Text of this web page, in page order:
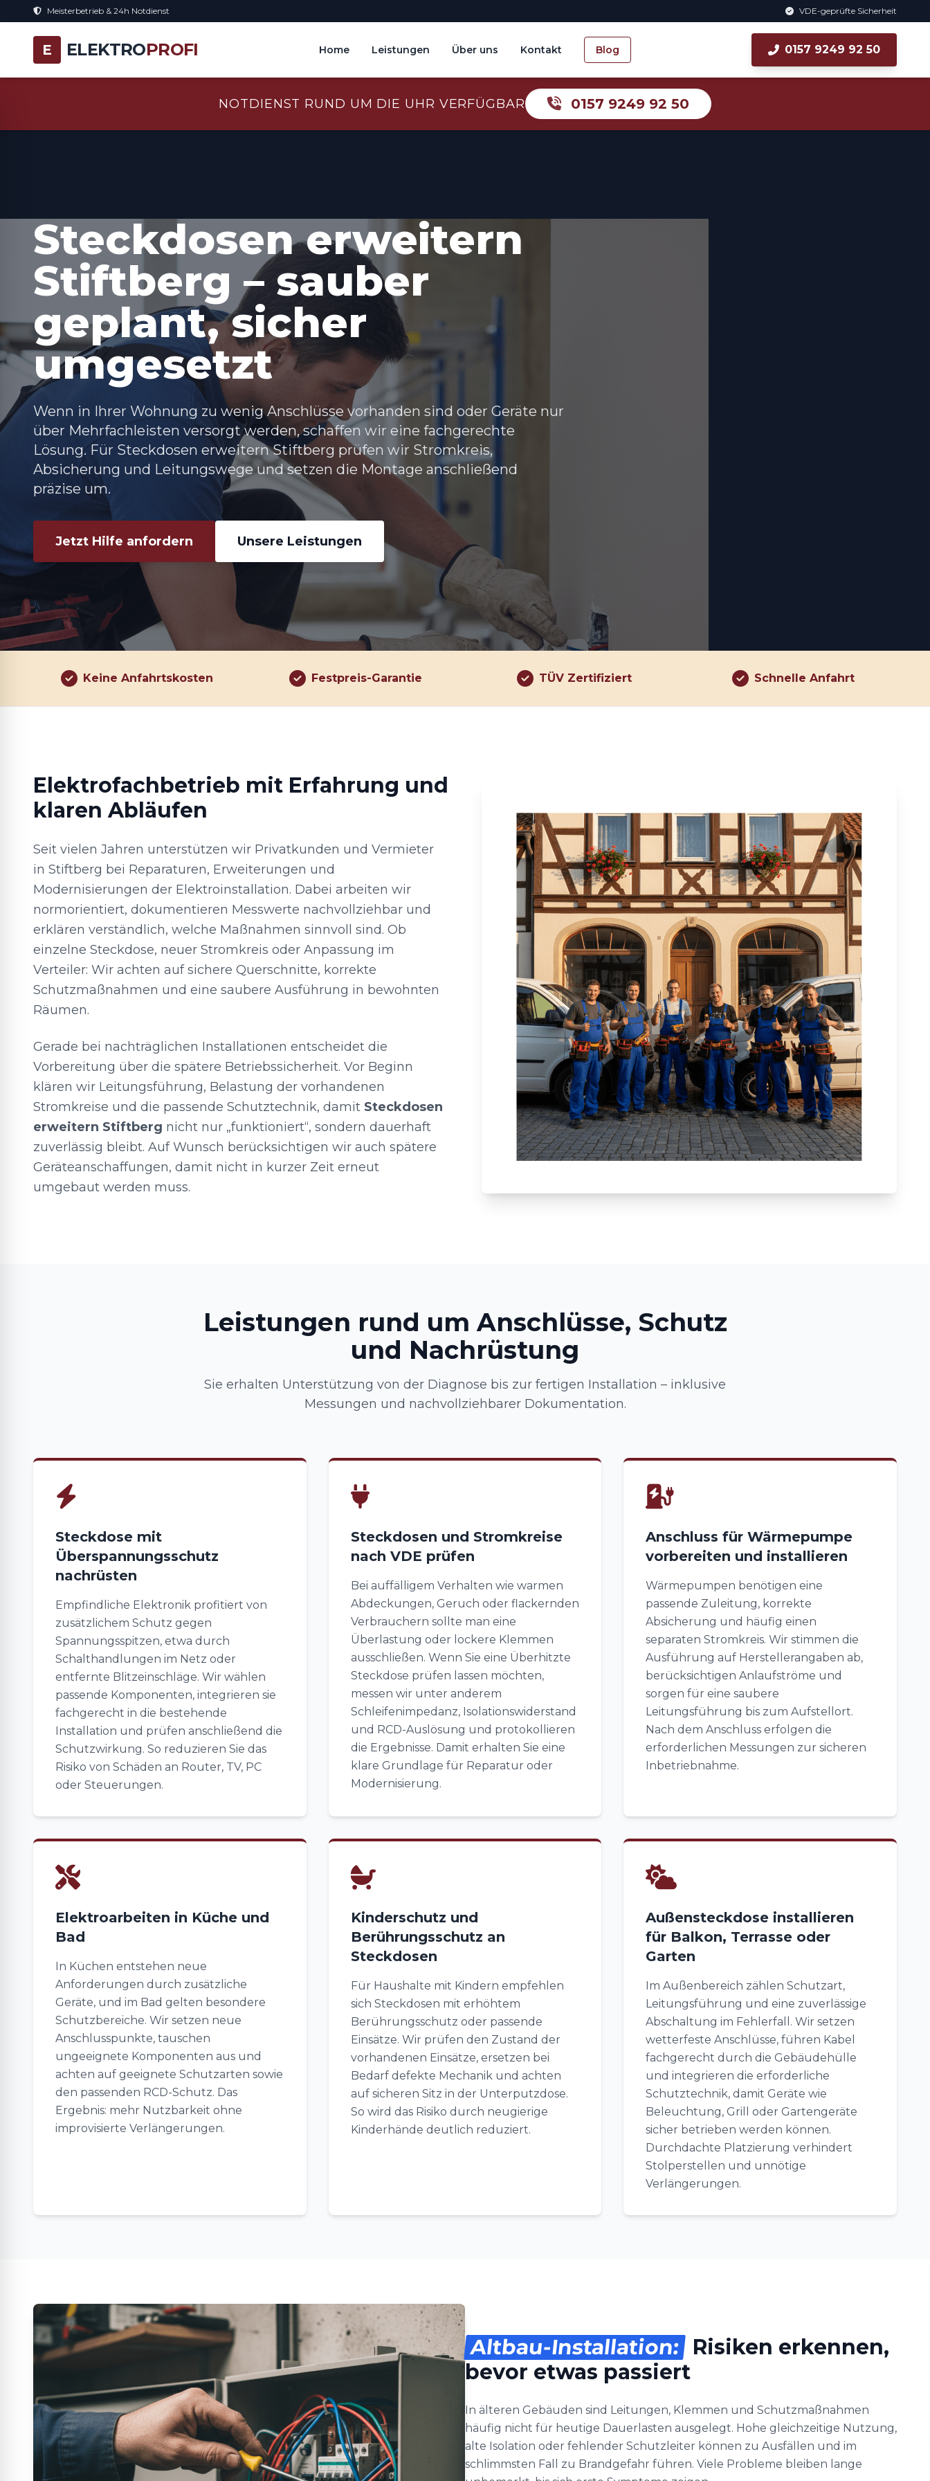
Meisterbetrieb & 24h Notdienst VDE-geprüfte Sicherheit
E ELEKTROPROFI Home Leistungen Über uns Kontakt Blog 0157 9249 92 50
NOTDIENST RUND UM DIE UHR VERFÜGBAR 0157 9249 92 50
Steckdosen erweitern
Stiftberg – sauber
geplant, sicher
umgesetzt
Wenn in Ihrer Wohnung zu wenig Anschlüsse vorhanden sind oder Geräte nur
über Mehrfachleisten versorgt werden, schaffen wir eine fachgerechte
Lösung. Für Steckdosen erweitern Stiftberg prüfen wir Stromkreis,
Absicherung und Leitungswege und setzen die Montage anschließend
präzise um.
Jetzt Hilfe anfordern Unsere Leistungen
Keine Anfahrtskosten Festpreis-Garantie TÜV Zertifiziert Schnelle Anfahrt
Elektrofachbetrieb mit Erfahrung und
klaren Abläufen
Seit vielen Jahren unterstützen wir Privatkunden und Vermieter
in Stiftberg bei Reparaturen, Erweiterungen und
Modernisierungen der Elektroinstallation. Dabei arbeiten wir
normorientiert, dokumentieren Messwerte nachvollziehbar und
erklären verständlich, welche Maßnahmen sinnvoll sind. Ob
einzelne Steckdose, neuer Stromkreis oder Anpassung im
Verteiler: Wir achten auf sichere Querschnitte, korrekte
Schutzmaßnahmen und eine saubere Ausführung in bewohnten
Räumen.
Gerade bei nachträglichen Installationen entscheidet die
Vorbereitung über die spätere Betriebssicherheit. Vor Beginn
klären wir Leitungsführung, Belastung der vorhandenen
Stromkreise und die passende Schutztechnik, damit Steckdosen
erweitern Stiftberg nicht nur „funktioniert“, sondern dauerhaft
zuverlässig bleibt. Auf Wunsch berücksichtigen wir auch spätere
Geräteanschaffungen, damit nicht in kurzer Zeit erneut
umgebaut werden muss.
Leistungen rund um Anschlüsse, Schutz
und Nachrüstung
Sie erhalten Unterstützung von der Diagnose bis zur fertigen Installation – inklusive
Messungen und nachvollziehbarer Dokumentation.
Steckdose mit
Überspannungsschutz
nachrüsten
Empfindliche Elektronik profitiert von
zusätzlichem Schutz gegen
Spannungsspitzen, etwa durch
Schalthandlungen im Netz oder
entfernte Blitzeinschläge. Wir wählen
passende Komponenten, integrieren sie
fachgerecht in die bestehende
Installation und prüfen anschließend die
Schutzwirkung. So reduzieren Sie das
Risiko von Schäden an Router, TV, PC
oder Steuerungen.
Steckdosen und Stromkreise
nach VDE prüfen
Bei auffälligem Verhalten wie warmen
Abdeckungen, Geruch oder flackernden
Verbrauchern sollte man eine
Überlastung oder lockere Klemmen
ausschließen. Wenn Sie eine Überhitzte
Steckdose prüfen lassen möchten,
messen wir unter anderem
Schleifenimpedanz, Isolationswiderstand
und RCD-Auslösung und protokollieren
die Ergebnisse. Damit erhalten Sie eine
klare Grundlage für Reparatur oder
Modernisierung.
Anschluss für Wärmepumpe
vorbereiten und installieren
Wärmepumpen benötigen eine
passende Zuleitung, korrekte
Absicherung und häufig einen
separaten Stromkreis. Wir stimmen die
Ausführung auf Herstellerangaben ab,
berücksichtigen Anlaufströme und
sorgen für eine saubere
Leitungsführung bis zum Aufstellort.
Nach dem Anschluss erfolgen die
erforderlichen Messungen zur sicheren
Inbetriebnahme.
Elektroarbeiten in Küche und
Bad
In Küchen entstehen neue
Anforderungen durch zusätzliche
Geräte, und im Bad gelten besondere
Schutzbereiche. Wir setzen neue
Anschlusspunkte, tauschen
ungeeignete Komponenten aus und
achten auf geeignete Schutzarten sowie
den passenden RCD-Schutz. Das
Ergebnis: mehr Nutzbarkeit ohne
improvisierte Verlängerungen.
Kinderschutz und
Berührungsschutz an
Steckdosen
Für Haushalte mit Kindern empfehlen
sich Steckdosen mit erhöhtem
Berührungsschutz oder passende
Einsätze. Wir prüfen den Zustand der
vorhandenen Einsätze, ersetzen bei
Bedarf defekte Mechanik und achten
auf sicheren Sitz in der Unterputzdose.
So wird das Risiko durch neugierige
Kinderhände deutlich reduziert.
Außensteckdose installieren
für Balkon, Terrasse oder
Garten
Im Außenbereich zählen Schutzart,
Leitungsführung und eine zuverlässige
Abschaltung im Fehlerfall. Wir setzen
wetterfeste Anschlüsse, führen Kabel
fachgerecht durch die Gebäudehülle
und integrieren die erforderliche
Schutztechnik, damit Geräte wie
Beleuchtung, Grill oder Gartengeräte
sicher betrieben werden können.
Durchdachte Platzierung verhindert
Stolperstellen und unnötige
Verlängerungen.
Altbau-Installation: Risiken erkennen,
bevor etwas passiert
In älteren Gebäuden sind Leitungen, Klemmen und Schutzmaßnahmen
häufig nicht für heutige Dauerlasten ausgelegt. Hohe gleichzeitige Nutzung,
alte Isolation oder fehlender Schutzleiter können zu Ausfällen und im
schlimmsten Fall zu Brandgefahr führen. Viele Probleme bleiben lange